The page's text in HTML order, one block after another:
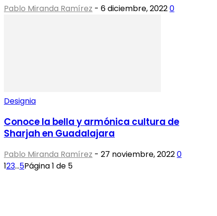
Pablo Miranda Ramírez - 6 diciembre, 20220
Designia
Conoce la bella y armónica cultura de
Sharjah en Guadalajara
Pablo Miranda Ramírez - 27 noviembre, 20220
123...5Página 1 de 5